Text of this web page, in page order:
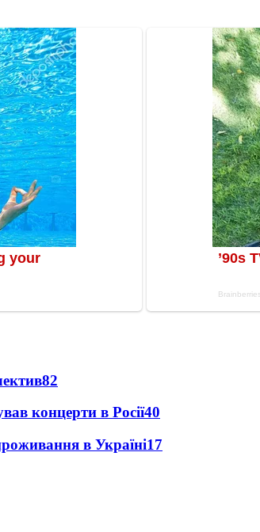
82
концерти в Росії40
в Україні17